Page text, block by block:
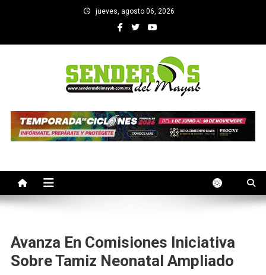
jueves, agosto 06, 2026
SENDEROS DEL MAYAB
Avanza En Comisiones Iniciativa
Sobre Tamiz Neonatal Ampliado